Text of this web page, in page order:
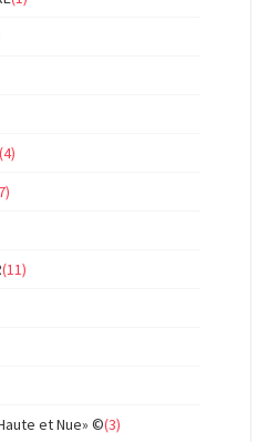
(4)
(11)
et Nue» ©(3)